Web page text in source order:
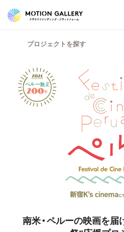
プロジェクトを探す
南米・ペルーの映画を届